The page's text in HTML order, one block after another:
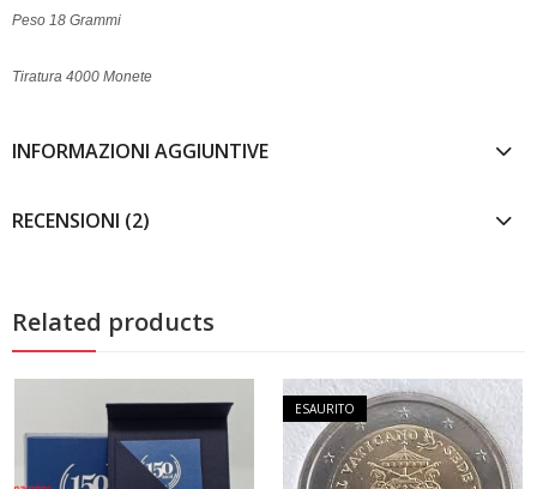
Peso 18 Grammi
Tiratura 4000 Monete
INFORMAZIONI AGGIUNTIVE
RECENSIONI (2)
Related products
ESAURITO